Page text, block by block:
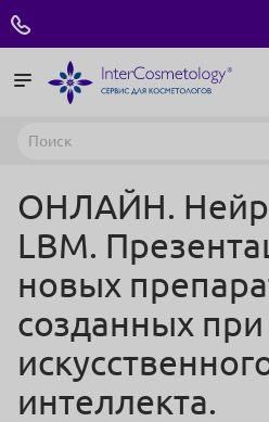
ОНЛАЙН.
LBM.
новых
созданных при
интеллекта.